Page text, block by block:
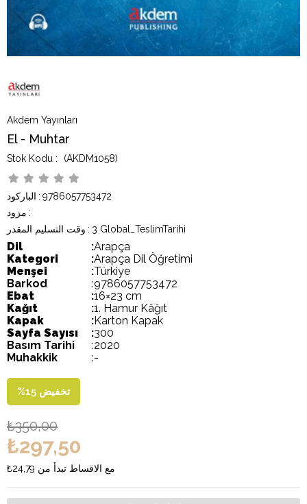
Akdem Yayınları
El - Muhtar
(AKDM1058)
الباركود : 9786057753472
مزود :
وقت التسليم المقدر : 3 Global_TeslimTarihi
Dil :Arapça
Kategori
:Arapça Dil Öğretimi
Menşei
:Türkiye
Barkod
:9786057753472
Ebat
:16×23 cm
Kağıt
:1. Hamur Kâğıt
Kapak
:Karton Kapak
Sayfa Sayısı
:300
Basım Tarihi
:2020
Muhakkik
:-
%15 تخفيض
₺350,00
₺297,50
₺24,79 مع الاقساط تبدأ من